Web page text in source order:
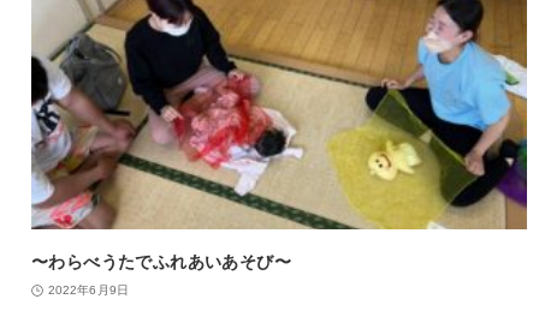
〜わらべうたでふれあいあそび〜
2022年6月9日